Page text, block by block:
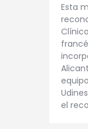
Esta
el